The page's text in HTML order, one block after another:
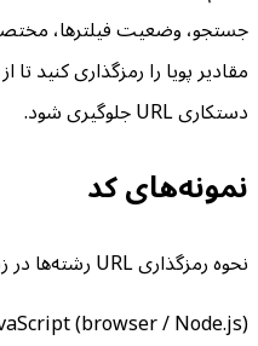
جستجو، وضعیت فیلترها،
دستکاری URL جلوگیری شود.
نمونه‌های کد
نحوه رمزگذاری URL رشته‌ها در زبان‌ها و محیط‌های محبوب:
(browser / Node.js)